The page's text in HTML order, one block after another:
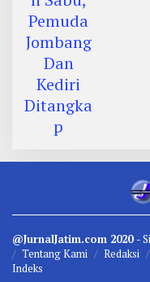
@JurnalJatim.com 2020 -
Tentang Kami
Redaksi
Indeks